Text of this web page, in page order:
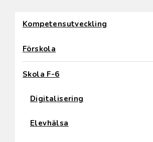
Kompetensutveckling
Förskola
Skola F-6
Digitalisering
Elevhälsa